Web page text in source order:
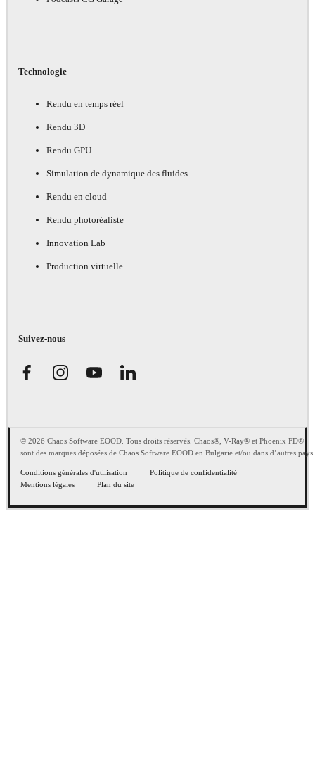
Technologie
Rendu en temps réel
Rendu 3D
Rendu GPU
Simulation de dynamique des fluides
Rendu en cloud
Rendu photoréaliste
Innovation Lab
Production virtuelle
Suivez-nous
© 2026 Chaos Software EOOD. Tous droits réservés. Chaos®, V-Ray® et Phoenix FD®
sont des marques déposées de Chaos Software EOOD en Bulgarie et/ou dans d’autres pays.
Conditions générales d'utilisation
Politique de confidentialité
Mentions légales
Plan du site